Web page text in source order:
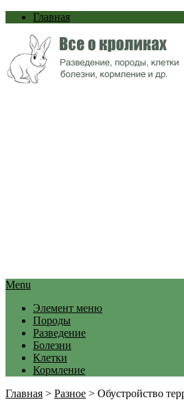
Главная
Menu
Элемент меню
Породы
Разведение
Болезни
Клетки
Кормление
Главная > Разное > Обустройство